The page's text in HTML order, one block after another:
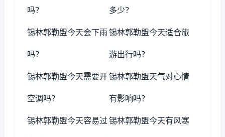
吗？ 多少？
锡林郭勒盟今天会下雨
吗？
锡林郭勒盟今天适合旅
游出行吗？
锡林郭勒盟今天需要开
空调吗？
锡林郭勒盟天气对心情
有影响吗？
锡林郭勒盟今天容易过 锡林郭勒盟今天有风寒